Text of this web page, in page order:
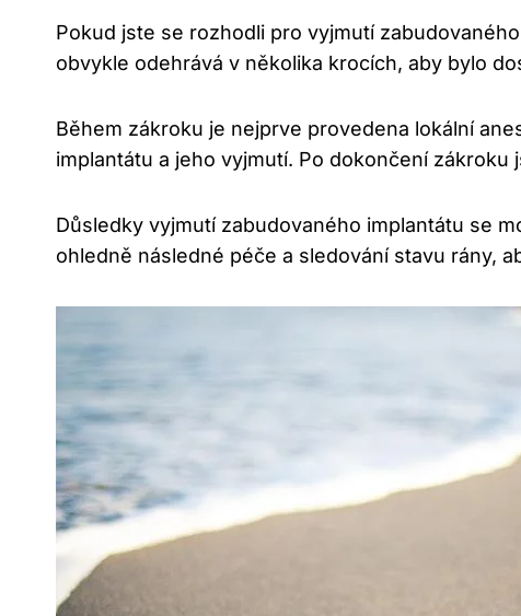
Pokud jste se rozhodli pro vyjmutí
obvykle odehrává v několika krocích, aby bylo
Během zákroku je nejprve provedena lokální
implantátu a jeho vyjmutí. Po dokončení
Důsledky vyjmutí zabudovaného implantátu se
ohledně následné péče a sledování stavu rány,